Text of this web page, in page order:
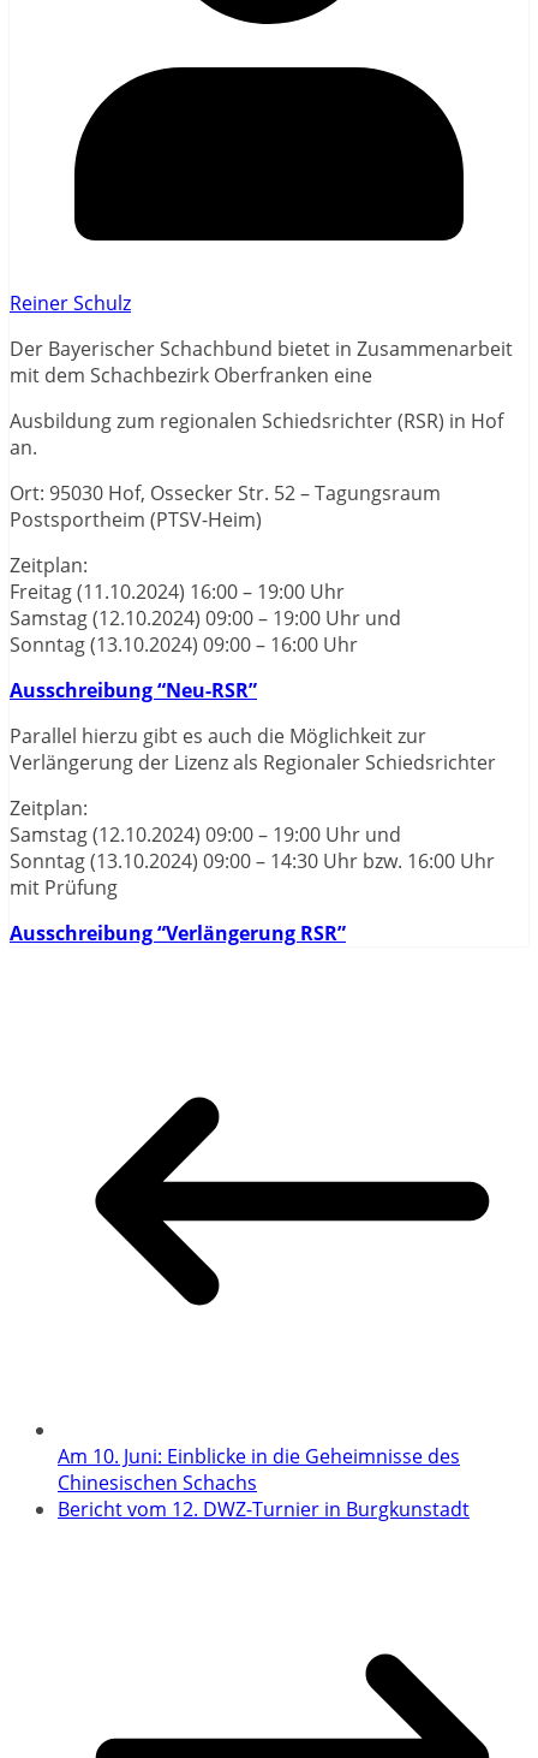
Reiner Schulz
Der Bayerischer Schachbund bietet in Zusammenarbeit
mit dem Schachbezirk Oberfranken eine
Ausbildung zum regionalen Schiedsrichter (RSR) in Hof
an.
Ort: 95030 Hof, Ossecker Str. 52 – Tagungsraum
Postsportheim (PTSV-Heim)
Zeitplan:
Freitag (11.10.2024) 16:00 – 19:00 Uhr
Samstag (12.10.2024) 09:00 – 19:00 Uhr und
Sonntag (13.10.2024) 09:00 – 16:00 Uhr
Ausschreibung “Neu-RSR”
Parallel hierzu gibt es auch die Möglichkeit zur
Verlängerung der Lizenz als Regionaler Schiedsrichter
Zeitplan:
Samstag (12.10.2024) 09:00 – 19:00 Uhr und
Sonntag (13.10.2024) 09:00 – 14:30 Uhr bzw. 16:00 Uhr
mit Prüfung
Ausschreibung “Verlängerung RSR”
Am 10. Juni: Einblicke in die Geheimnisse des
Chinesischen Schachs
Bericht vom 12. DWZ-Turnier in Burgkunstadt